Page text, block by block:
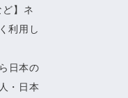
】ネ
利用し
日本の
・日本